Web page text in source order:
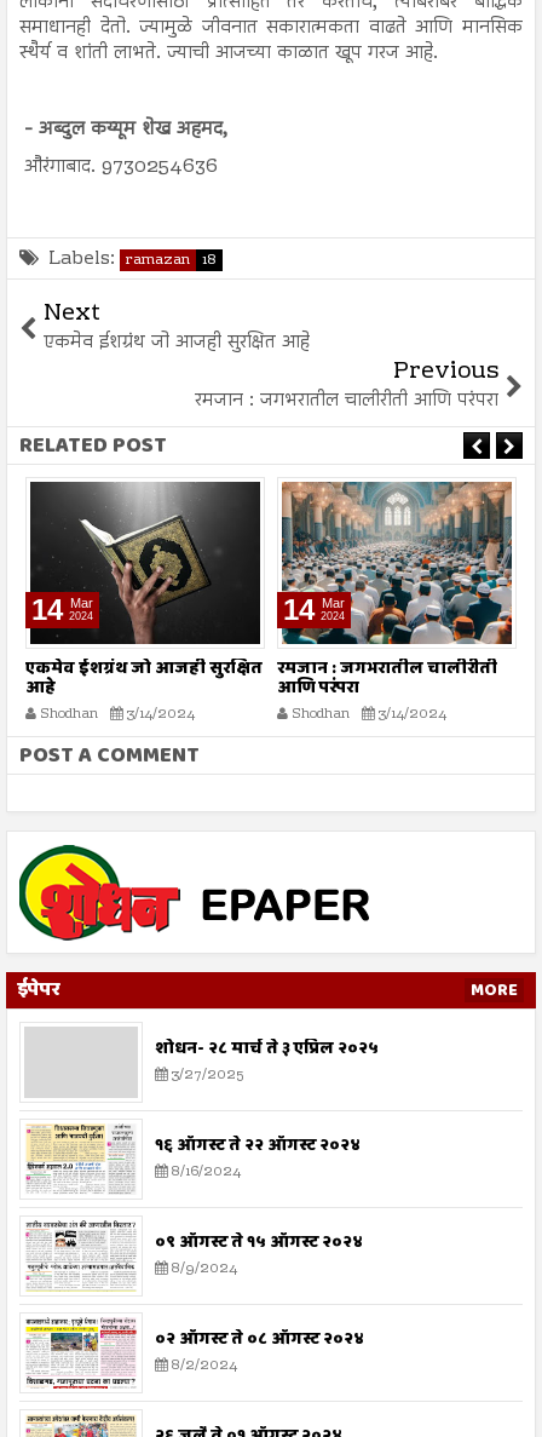
समाधानही देतो. ज्यामुळे जीवनात सकारात्मकता वाढते आणि मानसिक
स्थैर्य व शांती लाभते. ज्याची आजच्या काळात खूप गरज आहे.
- अब्दुल कय्यूम शेख अहमद,
औरंगाबाद. 9730254636
Labels: ramazan 18
Next
एकमेव ईशग्रंथ जो आजही सुरक्षित आहे
Previous
रमजान : जगभरातील चालीरीती आणि परंपरा
RELATED POST
14 Mar
2024
एकमेव ईशग्रंथ जो आजही सुरक्षित
आहे
Shodhan 3/14/2024
14 Mar
2024
रमजान : जगभरातील चालीरीती
आणि परंपरा
Shodhan 3/14/2024
POST A COMMENT
ईपेपर MORE
शोधन- २८ मार्च ते ३ एप्रिल २०२५
3/27/2025
१६ ऑगस्ट ते २२ ऑगस्ट २०२४
8/16/2024
०९ ऑगस्ट ते १५ ऑगस्ट २०२४
8/9/2024
०२ ऑगस्ट ते ०८ ऑगस्ट २०२४
8/2/2024